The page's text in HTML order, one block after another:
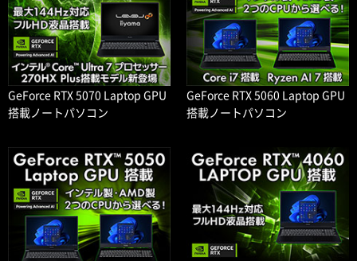
GeForce RTX 5070 Laptop GPU
搭載ノートパソコン
GeForce RTX 5060 Laptop GPU
搭載ノートパソコン